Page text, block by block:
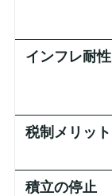
インフレ耐性
税制メリット
積立の停止